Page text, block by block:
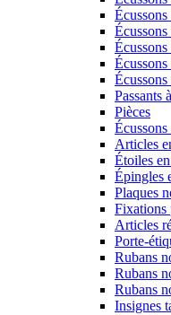
Écussons
Passants
Pièces
Écussons
Articles
Étoiles
Épingles
Plaques
Fixations
Articles
Porte-
Rubans
Rubans
Rubans
Insignes